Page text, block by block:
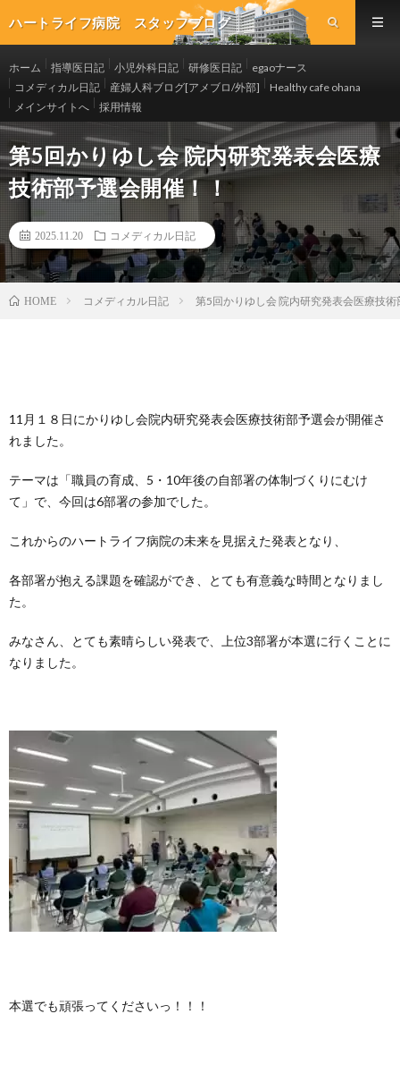
ハートライフ病院 スタッフブログ
ホーム 指導医日記 小児外科日記 研修医日記
egaoナース
コメディカル日記
産婦人科ブログ[アメブロ/外部]
Healthy cafe ohana
メインサイトへ
採用情報
第5回かりゆし会 院内研究発表会医療
技術部予選会開催！！
2025.11.20 コメディカル日記
HOME コメディカル日記 第5回かりゆし会 院内研究発表会医療技
11月１８日にかりゆし会院内研究発表会医療技術部予選会が開催さ
れました。
テーマは「職員の育成、5・10年後の自部署の体制づくりにむけ
て」で、今回は6部署の参加でした。
これからのハートライフ病院の未来を見据えた発表となり、
各部署が抱える課題を確認ができ、とても有意義な時間となりまし
た。
みなさん、とても素晴らしい発表で、上位3部署が本選に行くことに
なりました。
本選でも頑張ってくださいっ！！！